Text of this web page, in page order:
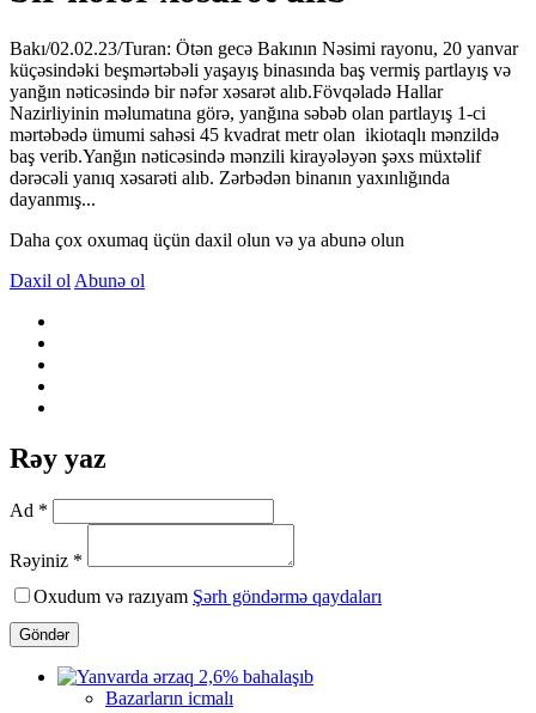
Bakı/02.02.23/Turan: Ötən gecə Bakının Nəsimi rayonu, 20 yanvar
küçəsindəki beşmərtəbəli yaşayış binasında baş vermiş partlayış və
yanğın nəticəsində bir nəfər xəsarət alıb.Fövqəladə Hallar
Nazirliyinin məlumatına görə, yanğına səbəb olan partlayış 1-ci
mərtəbədə ümumi sahəsi 45 kvadrat metr olan ikiotaqlı mənzildə
baş verib.Yanğın nəticəsində mənzili kirayələyən şəxs müxtəlif
dərəcəli yanıq xəsarəti alıb. Zərbədən binanın yaxınlığında
dayanmış...
Daha çox oxumaq üçün daxil olun və ya abunə olun
Daxil ol Abunə ol
Rəy yaz
Ad *
Rəyiniz *
Oxudum və razıyam Şərh göndərmə qaydaları
Göndər
Bazarların icmalı